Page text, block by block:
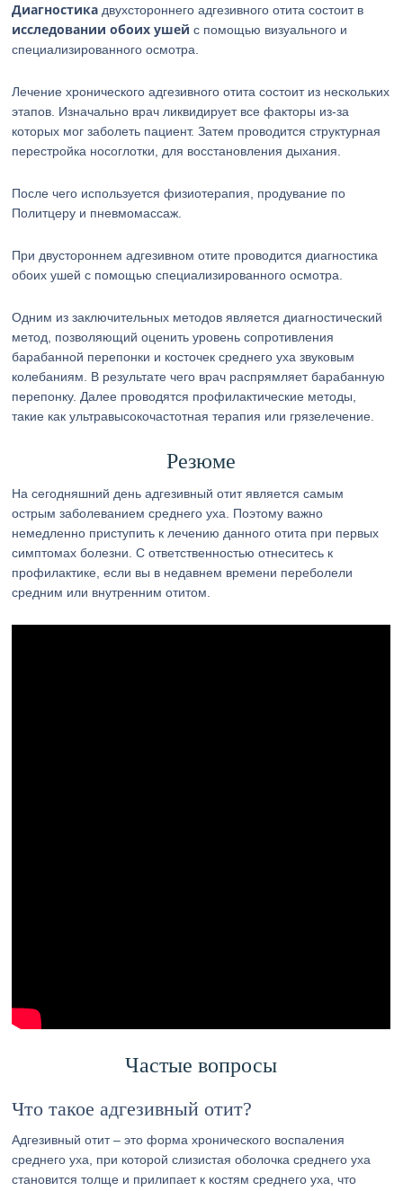
Диагностика двухстороннего адгезивного отита состоит в
исследовании обоих ушей с помощью визуального и
специализированного осмотра.
Лечение хронического адгезивного отита состоит из нескольких
этапов. Изначально врач ликвидирует все факторы из-за
которых мог заболеть пациент. Затем проводится структурная
перестройка носоглотки, для восстановления дыхания.
После чего используется физиотерапия, продувание по
Политцеру и пневмомассаж.
При двустороннем адгезивном отите проводится диагностика
обоих ушей с помощью специализированного осмотра.
Одним из заключительных методов является диагностический
метод, позволяющий оценить уровень сопротивления
барабанной перепонки и косточек среднего уха звуковым
колебаниям. В результате чего врач распрямляет барабанную
перепонку. Далее проводятся профилактические методы,
такие как ультравысокочастотная терапия или грязелечение.
Резюме
На сегодняшний день адгезивный отит является самым
острым заболеванием среднего уха. Поэтому важно
немедленно приступить к лечению данного отита при первых
симптомах болезни. С ответственностью отнеситесь к
профилактике, если вы в недавнем времени переболели
средним или внутренним отитом.
Частые вопросы
Что такое адгезивный отит?
Адгезивный отит – это форма хронического воспаления
среднего уха, при которой слизистая оболочка среднего уха
становится толще и прилипает к костям среднего уха, что